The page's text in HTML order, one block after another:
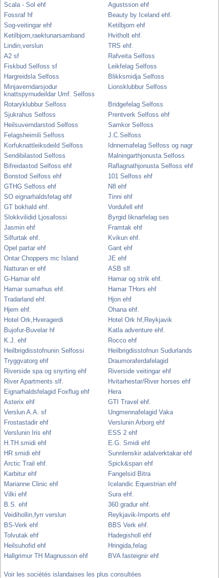
Scala - Sol ehf
Agustsson ehf
Fossraf hf
Beauty by Iceland ehf.
Sog-veitingar ehf
Ketilbjorn ehf
Ketilbjorn,raektunarsamband
Hvitholt ehf.
Lindin,verslun
TRS ehf.
A2 sf
Rafveita Selfoss
Fiskbud Selfoss sf
Leikfelag Selfoss
Hargreidsla Selfoss
Blikksmidja Selfoss
Minjaverndarsjodur
knattspyrnudeildar Umf. Selfoss
Lionsklubbur Selfoss
Rotaryklubbur Selfoss
Bridgefelag Selfoss
Sjukrahus Selfoss
Prentverk Selfoss ehf
Heilsuverndarstod Selfoss
Samkor Selfoss
Felagsheimili Selfoss
J.C.Selfoss
Korfuknattleiksdeild Selfoss
Idnnemafelag Selfoss og nagr
Sendibilastod Selfoss
Malningarthjonusta Selfoss
Bifreidastod Selfoss ehf
Raflagnathjonusta Selfoss ehf
Bonstod Selfoss ehf
101 Selfoss ehf
GTHG Selfoss ehf
N8 ehf
SO eignarhaldsfelag ehf
Tinni ehf
GT bokhald ehf.
Vordufell ehf
Slokkvilidid Ljosafossi
Byrgid liknarfelag ses
Jasmin ehf
Framtak ehf
Silfurtak ehf.
Kvikun ehf.
Opel partar ehf
Gant ehf
Ontar Choppers mc Island
JE ehf
Natturan er ehf
ASB slf.
G-Hamar ehf
Hamar og strik ehf.
Hamar sumarhus ehf.
Hamar THors ehf
Tradarland ehf.
Hjon ehf
Hjem ehf.
Ohana ehf.
Hotel Ork,Hveragerdi
Hotel Ork hf,Reykjavik
Bujofur-Buvelar hf
Katla adventure ehf.
K.J. ehf
Rocco ehf
Heilbrigdisstofnunin Selfossi
Heilbrigdisstofnun Sudurlands
Tryggvatorg ehf
Draumoraferdafelagid
Riverside spa og snyrting ehf
Riverside veitingar ehf
River Apartments slf.
Hvitarhestar/River horses ehf
Eignarhaldsfelagid Foxflug ehf
Hera
Asterix ehf
GTI Travel ehf.
Verslun A.A. sf
Ungmennafelagid Vaka
Frostastadir ehf
Verslunin Arborg ehf
Verslunin Iris ehf
ESS 2 ehf
H.TH.smidi ehf
E.G. Smidi ehf
HR smidi ehf
Sunnlenskir adalverktakar ehf
Arctic Trail ehf.
Spick&span ehf
Karbitur ehf
Fangelsid Bitra
Marianne Clinic ehf
Icelandic Equestrian ehf
Vilki ehf
Sura ehf.
B.S. ehf
360 gradur ehf.
Veidihollin,fyrr verslun
Reykjavik-Imports ehf
BS-Verk ehf
BBS Verk ehf.
Tolvutak ehf
Hadegisholl ehf
Heilsuhofid ehf
Hringida,felag
Hallgrimur TH Magnusson ehf
BVA fasteignir ehf
Voir les sociétés islandaises les plus consultées